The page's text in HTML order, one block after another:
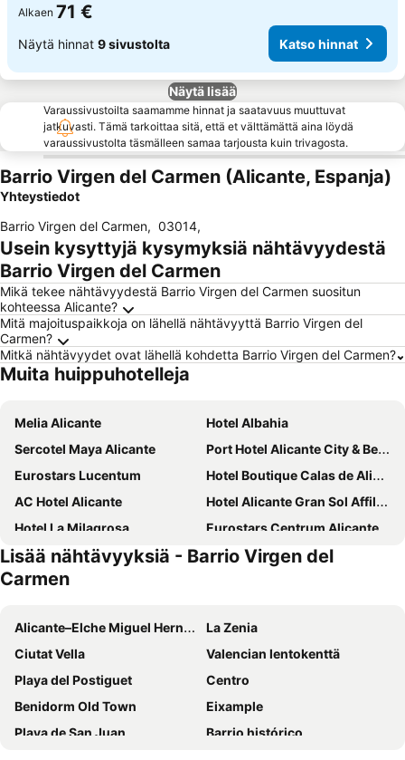
Alkaen 71 €
Näytä hinnat 9 sivustolta Katso hinnat
Näytä lisää
Varaussivustoilta saamamme hinnat ja saatavuus muuttuvat
jatkuvasti. Tämä tarkoittaa sitä, että et välttämättä aina löydä
varaussivustolta täsmälleen samaa tarjousta kuin trivagosta.
Barrio Virgen del Carmen (Alicante, Espanja)
Yhteystiedot
Barrio Virgen del Carmen, 03014,
Usein kysyttyjä kysymyksiä nähtävyydestä
Barrio Virgen del Carmen
Mikä tekee nähtävyydestä Barrio Virgen del Carmen suositun
kohteessa Alicante?
Mitä majoituspaikkoja on lähellä nähtävyyttä Barrio Virgen del
Carmen?
Mitkä nähtävyydet ovat lähellä kohdetta Barrio Virgen del Carmen?
Muita huippuhotelleja
Melia Alicante
Hotel Albahia
Sercotel Maya Alicante
Port Hotel Alicante City & Beach
Eurostars Lucentum
Hotel Boutique Calas de Alicante
AC Hotel Alicante
Hotel Alicante Gran Sol Affiliated by Meliá
Hotel La Milagrosa
Eurostars Centrum Alicante
INNSiDE by Meliá Alicante Porta Maris
Bypillow Paseo
Hotel Castilla Alicante
Travelodge Alicante Puerto
B&B HOTEL Alicante
LC Hotel Urbano
NH Alicante
Hotel Les Monges Palace Boutique
Hotel Leuka
Eurostars Mediterranea Plaza
ibis Alicante
B&B HOTEL Alicante Centro
Tandem Pórtico Alicante
Lisää nähtävyyksiä - Barrio Virgen del
Carmen
Alicante–Elche Miguel Hernández Airport
La Zenia
Ciutat Vella
Valencian lentokenttä
Playa del Postiguet
Centro
Benidorm Old Town
Eixample
Playa de San Juan
Barrio histórico